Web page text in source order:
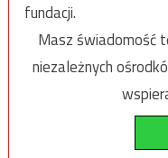
fundacji.
Masz świadomość
niezależnych